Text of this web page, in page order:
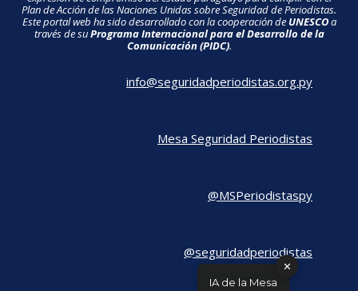
Plan de Acción de las Naciones Unidas sobre Seguridad de Periodistas.
Este portal web ha sido desarrollado con la cooperación de UNESCOa
través de suPrograma Internacional para el Desarrollo de la
Comunicación (PIDC).
info@seguridadperiodistas.org.py
Mesa Seguridad Periodistas
@MSPeriodistaspy
@seguridadperiodistas
✕
IA de la Mesa